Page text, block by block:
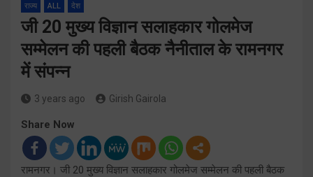
राज्य ALL देश
जी 20 मुख्य विज्ञान सलाहकार गोलमेज
सम्मेलन की पहली बैठक नैनीताल के रामनगर
में संपन्न
3 years ago Girish Gairola
Share Now
रामनगर। जी 20 मुख्य विज्ञान सलाहकार गोलमेज सम्मेलन की पहली बैठक